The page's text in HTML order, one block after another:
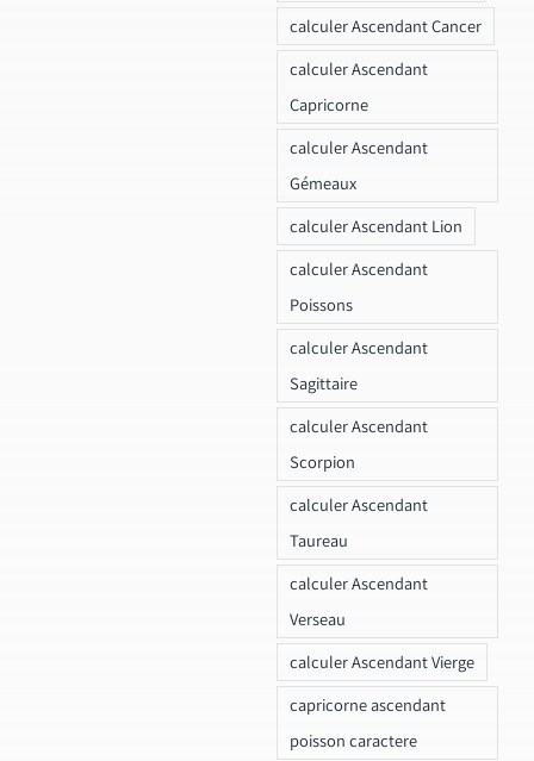
calculer Ascendant Cancer
calculer Ascendant
Capricorne
calculer Ascendant
Gémeaux
calculer Ascendant Lion
calculer Ascendant
Poissons
calculer Ascendant
Sagittaire
calculer Ascendant
Scorpion
calculer Ascendant
Taureau
calculer Ascendant
Verseau
calculer Ascendant Vierge
capricorne ascendant
poisson caractere